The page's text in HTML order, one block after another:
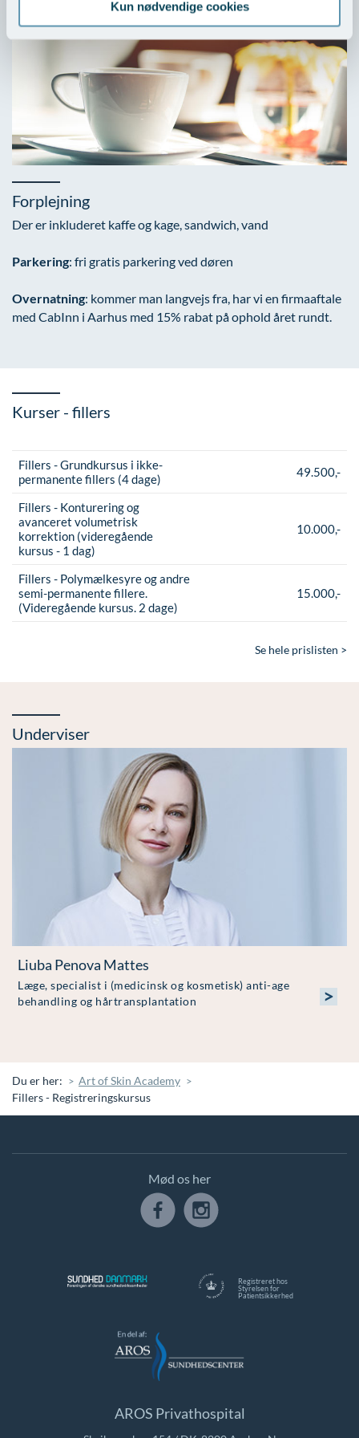
Kun nødvendige cookies
Forplejning
Der er inkluderet kaffe og kage, sandwich, vand
Parkering: fri gratis parkering ved døren
Overnatning: kommer man langvejs fra, har vi en firmaaftale
med CabInn i Aarhus med 15% rabat på ophold året rundt.
Kurser - fillers
Fillers - Grundkursus i ikke-
permanente fillers (4 dage)
49.500,-
Fillers - Konturering og
avanceret volumetrisk
korrektion (videregående
kursus - 1 dag)
10.000,-
Fillers - Polymælkesyre og andre
semi-permanente fillere.
(Videregående kursus. 2 dage)
15.000,-
Se hele prislisten >
Underviser
Liuba Penova Mattes
Læge, specialist i (medicinsk og kosmetisk) anti-age
behandling og hårtransplantation
>
Du er her:
Art of Skin Academy
Fillers - Registreringskursus
Registreret hos
Styrelsen for
Patientsikkerhed
Mød os her
AROS Privathospital